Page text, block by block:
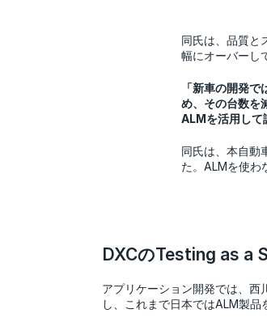
同氏は、品質と
幅にオーバーし
「新車の開発
め、その台数を
ALMを活用して
同氏は、本自動
た。ALMを使わ
DXCのTesting as a
アプリケーション開発では、
し、これまで日本ではALM製品